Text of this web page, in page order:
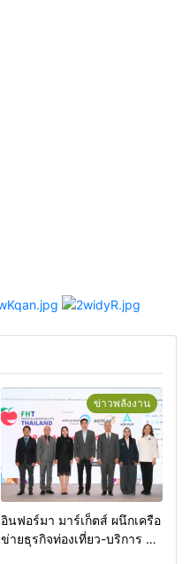
ข่าวพลังงาน
อินฟอร์มา มาร์เก็ตส์ ผนึกเครือ
ข่ายธุรกิจท่องเที่ยว-บริการ จัด